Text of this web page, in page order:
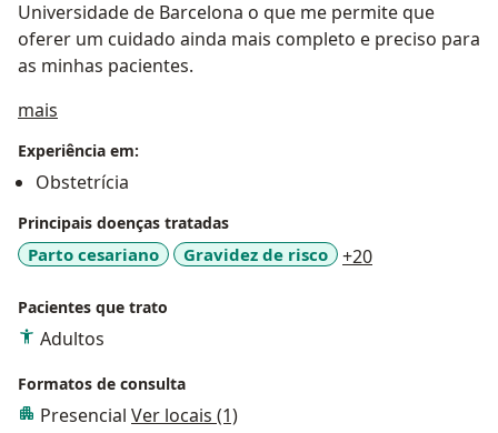
Universidade de Barcelona o que me permite que
oferer um cuidado ainda mais completo e preciso para
as minhas pacientes.
mais
Experiência em:
Obstetrícia
Principais doenças tratadas
Parto cesariano Gravidez de risco +20
Pacientes que trato
Adultos
Formatos de consulta
Presencial Ver locais (1)